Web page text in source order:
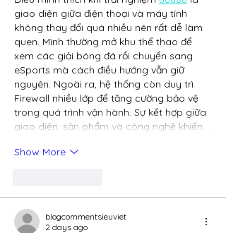
giao diện giữa điện thoại và máy tính
không thay đổi quá nhiều nên rất dễ làm
quen. Mình thường mở khu thể thao để
xem các giải bóng đá rồi chuyển sang
eSports mà cách điều hướng vẫn giữ
nguyên. Ngoài ra, hệ thống còn duy trì
Firewall nhiều lớp để tăng cường bảo vệ
trong quá trình vận hành. Sự kết hợp giữa
giao diện, sản phẩm và công nghệ khiến…
Show More
blogcommentsieuviet
2 days ago